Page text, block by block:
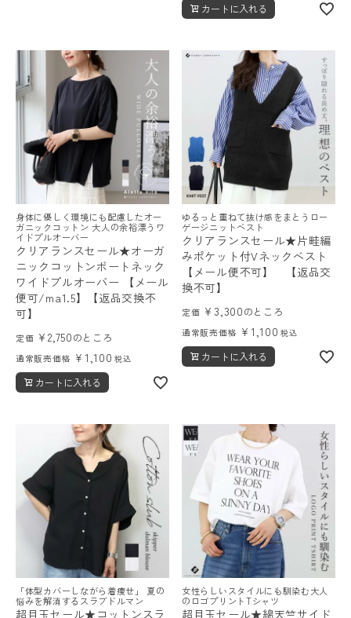
カートに入れる
身体に優しく環境にも配慮したオー
ガニックコットン 大人の余裕漂うワ
イドプルオーバー
クリアランスセール★オーガ
ニックコットンボートネック
ワイドプルオーバー 【メール
便可/ma1.5】【返品交換不
可】
定価 ¥2,750のところ
通常販売価格 ¥ 1,100 税込
カートに入れる
ゆるっと重ねて抜け感をまとうロー
ゲージニットベスト
クリアランスセール★片畦編
みポケット付Vネックベスト
【メール便不可】 【返品交
換不可】
定価 ¥3,300のところ
通常販売価格 ¥ 1,100 税込
カートに入れる
「体型カバーしながら着痩せ」 夏の
悩みを解消するスラブドルマン
超目玉セール★コットンスラ
女性らしいスタイルにも馴染む大人
のロゴプリントTシャツ
超目玉セール★綿天竺サイド